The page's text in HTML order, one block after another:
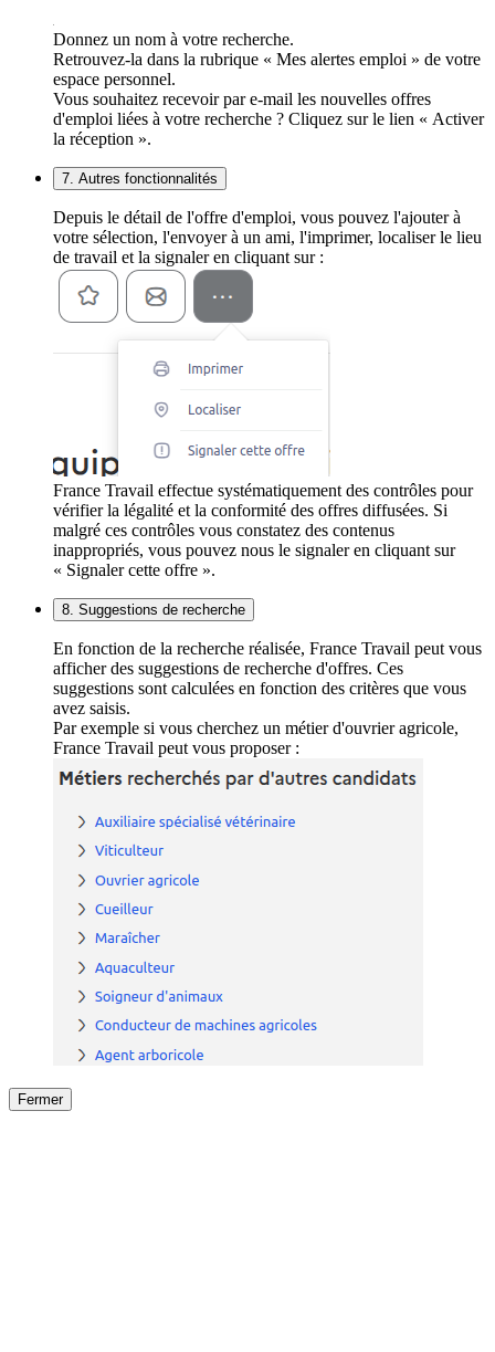
Donnez un nom à votre recherche.
Retrouvez-la dans la rubrique « Mes alertes emploi » de votre
espace personnel.
Vous souhaitez recevoir par e-mail les nouvelles offres
d'emploi liées à votre recherche ? Cliquez sur le lien « Activer
la réception ».
7. Autres fonctionnalités
Depuis le détail de l'offre d'emploi, vous pouvez l'ajouter à
votre sélection, l'envoyer à un ami, l'imprimer, localiser le lieu
de travail et la signaler en cliquant sur :
France Travail effectue systématiquement des contrôles pour
vérifier la légalité et la conformité des offres diffusées. Si
malgré ces contrôles vous constatez des contenus
inappropriés, vous pouvez nous le signaler en cliquant sur
« Signaler cette offre ».
8. Suggestions de recherche
En fonction de la recherche réalisée, France Travail peut vous
afficher des suggestions de recherche d'offres. Ces
suggestions sont calculées en fonction des critères que vous
avez saisis.
Par exemple si vous cherchez un métier d'ouvrier agricole,
France Travail peut vous proposer :
Fermer